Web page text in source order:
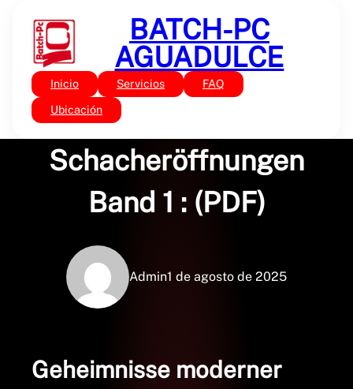
contenido
BATCH-PC
AGUADULCE
Inicio Servicios FAQ
Ubicación
Sin categoría
Geheimnisse moderner
Schacheröffnungen
Band 1 : (PDF)
Admin1 de agosto de 2025
Geheimnisse moderner